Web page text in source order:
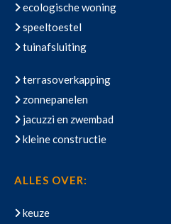
ecologische woning
speeltoestel
tuinafsluiting
terrasoverkapping
zonnepanelen
jacuzzi en zwembad
kleine constructie
ALLES OVER:
keuze